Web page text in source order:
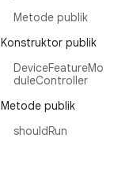
Metode publik
Konstruktor publik
DeviceFeatureMo
duleController
Metode publik
shouldRun